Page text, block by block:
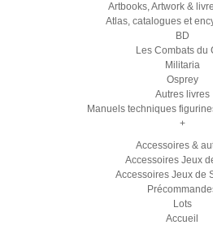
Artbooks, Artwork &
Atlas, catalogues et
BD
Les Combats du
Militaria
Osprey
Autres livres
Manuels techniques
+
Accessoires &
Accessoires Jeux
Accessoires Jeux de
Lots
Accueil